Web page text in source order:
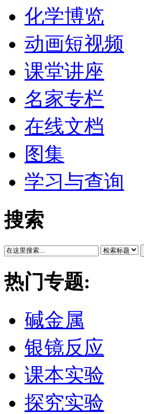
化学博览
动画短视频
课堂讲座
名家专栏
在线文档
图集
学习与查询
搜索
热门专题:
碱金属
银镜反应
课本实验
探究实验